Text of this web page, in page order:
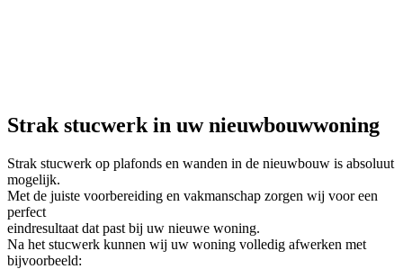
Strak stucwerk in uw nieuwbouwwoning
Strak stucwerk op plafonds en wanden in de nieuwbouw is absoluut
mogelijk.
Met de juiste voorbereiding en vakmanschap zorgen wij voor een
perfect
eindresultaat dat past bij uw nieuwe woning.
Na het stucwerk kunnen wij uw woning volledig afwerken met
bijvoorbeeld: